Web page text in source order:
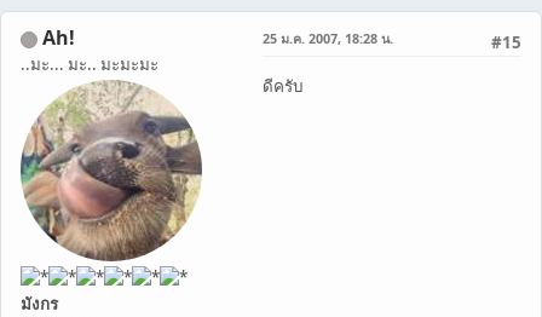
Ah!
..มะ... มะ.. มะมะมะ
มังกร
#15
25 ม.ค. 2007, 18:28 น.
ดีครับ